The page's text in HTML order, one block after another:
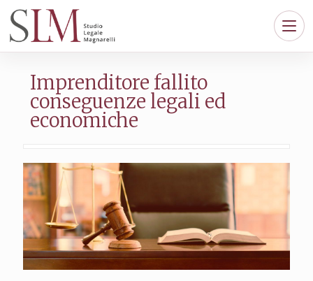
Imprenditore fallito
conseguenze legali ed
economiche